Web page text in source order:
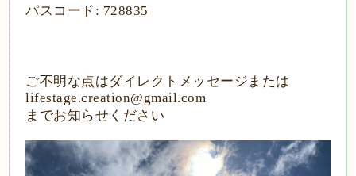
パスコード : 728835
ご不明な点はダイレクトメッセージまたは
lifestage.creation@gmail.com
までお知らせください